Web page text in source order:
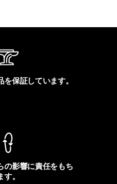
保証しています。
の影響に責任をもち
す。